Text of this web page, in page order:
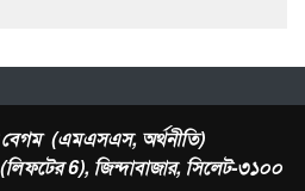
(এমএসএস, অর্থনীতি)
(লিফটের 6), জিন্দাবাজার, সিলেট-৩১০০